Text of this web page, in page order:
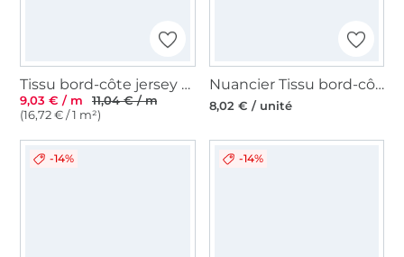
Tissu bord-côte jersey tubulaire côtelé, rouge
9,03 € / m
11,04 € / m
(16,72 € / 1 m²)
Nuancier Tissu bord-côte jersey tubulaire côtelé milleraies 45cm
8,02 € / unité
-14% -14%